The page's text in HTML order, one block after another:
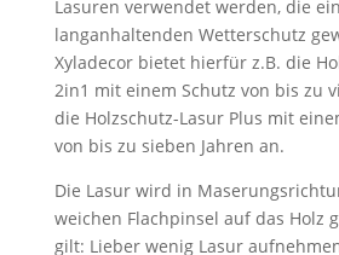
Lasuren verwendet werden, die
langanhaltenden Wetterschutz
Xyladecor bietet hierfür z.B. die
2in1 mit einem Schutz von bis zu
die Holzschutz-Lasur Plus mit
von bis zu sieben Jahren an.
Die Lasur wird in
weichen Flachpinsel auf das Holz
gilt: Lieber wenig Lasur